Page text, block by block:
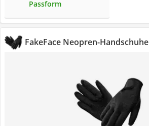
Passform
FakeFace Neopren-Handschuhe